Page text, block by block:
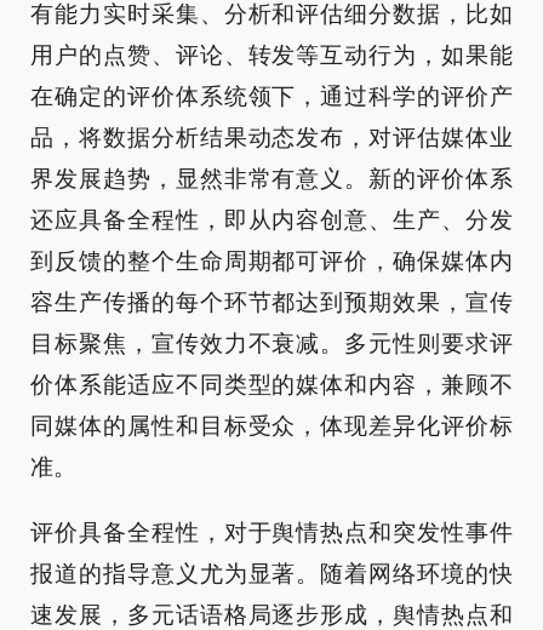
有能力实时采集、分析和评估细分数据，比如
用户的点赞、评论、转发等互动行为，如果能
在确定的评价体系统领下，通过科学的评价产
品，将数据分析结果动态发布，对评估媒体业
界发展趋势，显然非常有意义。新的评价体系
还应具备全程性，即从内容创意、生产、分发
到反馈的整个生命周期都可评价，确保媒体内
容生产传播的每个环节都达到预期效果，宣传
目标聚焦，宣传效力不衰减。多元性则要求评
价体系能适应不同类型的媒体和内容，兼顾不
同媒体的属性和目标受众，体现差异化评价标
准。
评价具备全程性，对于舆情热点和突发性事件
报道的指导意义尤为显著。随着网络环境的快
速发展，多元话语格局逐步形成，舆情热点和